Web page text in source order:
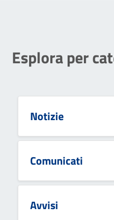
Esplora per
Notizie
Comunicati
Avvisi